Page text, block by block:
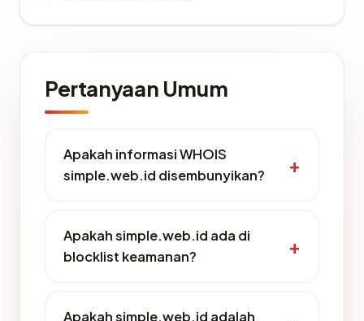
Pertanyaan Umum
Apakah informasi WHOIS
simple.web.id disembunyikan?
Apakah simple.web.id ada di
blocklist keamanan?
Apakah simple.web.id adalah